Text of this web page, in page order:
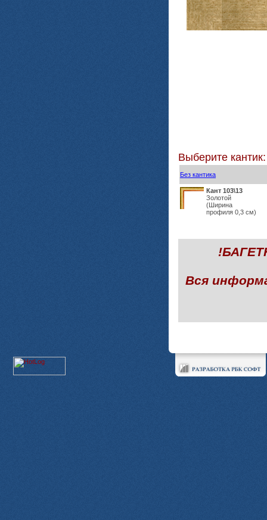
Выберите кантик:
Без кантика
Кант 103\13
Золотой
(Ширина
профиля 0,3 см)
Вся